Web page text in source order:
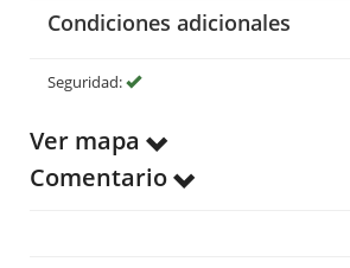
Condiciones adicionales
Seguridad:
Ver mapa
Comentario